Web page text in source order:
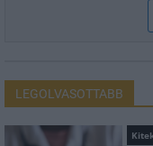
LEGOLVASOTTABB